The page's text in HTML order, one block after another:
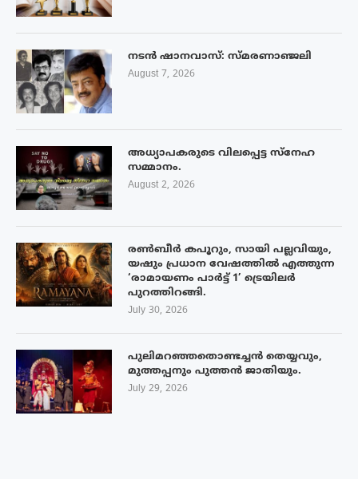
നടൻ ഷാനവാസ്: സ്മരണാഞ്ജലി
August 7, 2026
അധ്യാപകരുടെ വിലപ്പെട്ട സ്നേഹ
സമ്മാനം.
August 2, 2026
രൺബീർ കപൂറും, സായി പല്ലവിയും,
യഷും പ്രധാന വേഷത്തിൽ എത്തുന്ന
‘രാമായണം പാർട്ട് 1’ ട്രെയിലർ
പുറത്തിറങ്ങി.
July 30, 2026
പുലിമറഞ്ഞതൊണ്ടച്ചൻ തെയ്യവും,
മുത്തപ്പനും പുത്തൻ ജാതിയും.
July 29, 2026